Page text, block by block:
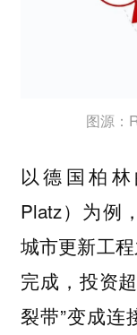
图源：
以德国柏林
Platz）为例
城市更新工
完成，投资
裂带”变成连